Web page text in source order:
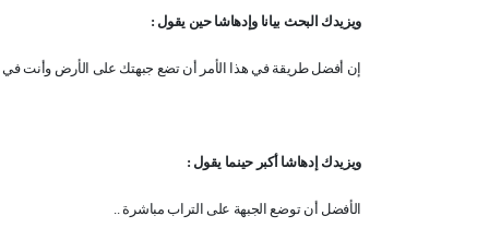
ويزيدك البحث بيانا وإدهاشا حين يقول :
إن أفضل طريقة في هذا الأمر أن تضع جبهتك على الأرض وأنت في
ويزيدك إدهاشا أكبر حينما يقول :
الأفضل أن توضع الجبهة على التراب مباشرة ..